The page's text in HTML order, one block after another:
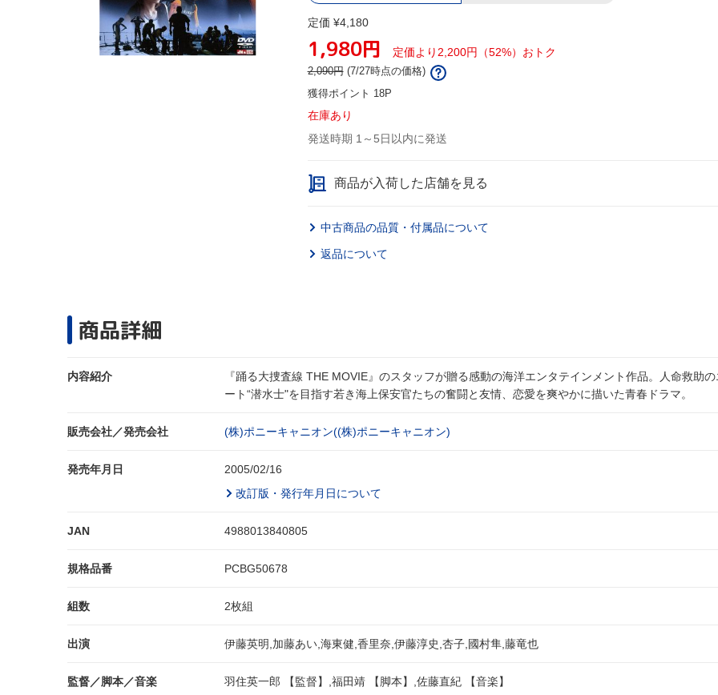
定価 ¥4,180
1,980円 定価より2,200円（52%）おトク
2,090円 (7/27時点の価格)
獲得ポイント 18P
在庫あり
発送時期 1～5日以内に発送
商品が入荷した店舗を見る
中古商品の品質・付属品について
返品について
商品詳細
内容紹介
『踊る大捜査線 THE MOVIE』のスタッフが贈る感動の海洋エンタテインメント作品。人命救助
ート“潜水士"を目指す若き海上保安官たちの奮闘と友情、恋愛を爽やかに描いた青春ドラマ。
販売会社／発売会社 (株)ポニーキャニオン((株)ポニーキャニオン)
発売年月日
2005/02/16
改訂版・発行年月日について
JAN 4988013840805
規格品番 PCBG50678
組数 2枚組
出演 伊藤英明,加藤あい,海東健,香里奈,伊藤淳史,杏子,國村隼,藤竜也
監督／脚本／音楽 羽住英一郎 【監督】,福田靖 【脚本】,佐藤直紀 【音楽】